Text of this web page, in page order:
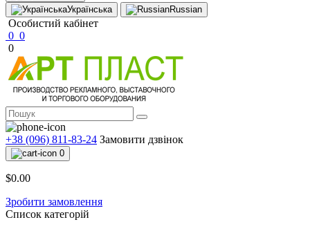
Українська
Russian
Особистий кабінет
0 0
0
+38 (096) 811-83-24 Замовити дзвінок
0
$0.00
Зробити замовлення
Список категорій